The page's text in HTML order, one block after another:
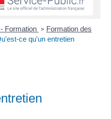
Formation > Formation des
ce qu'un entretien